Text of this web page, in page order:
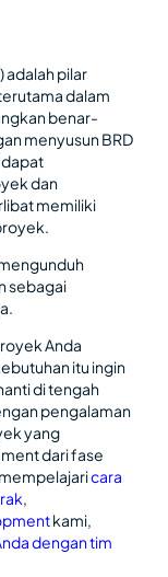
adalah pilar
dalam
benar-
menyusun BRD
dan
memiliki
sebagai
Anda
itu ingin
di tengah
pengalaman
yang
dari fase
cara
,
kami,
dengan tim